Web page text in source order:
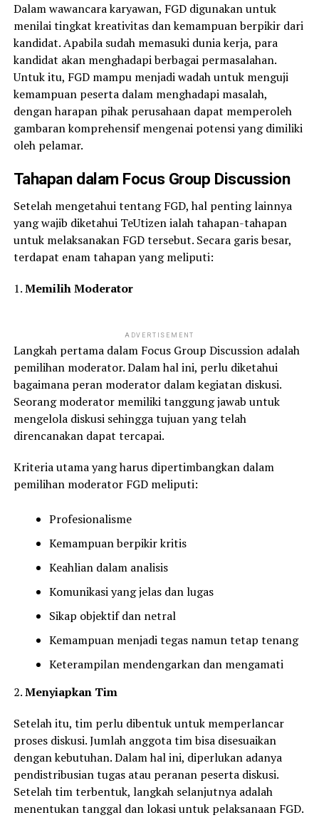
Dalam wawancara karyawan, FGD digunakan untuk
menilai tingkat kreativitas dan kemampuan berpikir dari
kandidat. Apabila sudah memasuki dunia kerja, para
kandidat akan menghadapi berbagai permasalahan.
Untuk itu, FGD mampu menjadi wadah untuk menguji
kemampuan peserta dalam menghadapi masalah,
dengan harapan pihak perusahaan dapat memperoleh
gambaran komprehensif mengenai potensi yang dimiliki
oleh pelamar.
Tahapan dalam Focus Group Discussion
Setelah mengetahui tentang FGD, hal penting lainnya
yang wajib diketahui TeUtizen ialah tahapan-tahapan
untuk melaksanakan FGD tersebut. Secara garis besar,
terdapat enam tahapan yang meliputi:
1.Memilih Moderator
ADVERTISEMENT
Langkah pertama dalam Focus Group Discussion adalah
pemilihan moderator. Dalam hal ini, perlu diketahui
bagaimana peran moderator dalam kegiatan diskusi.
Seorang moderator memiliki tanggung jawab untuk
mengelola diskusi sehingga tujuan yang telah
direncanakan dapat tercapai.
Kriteria utama yang harus dipertimbangkan dalam
pemilihan moderator FGD meliputi:
Profesionalisme
Kemampuan berpikir kritis
Keahlian dalam analisis
Komunikasi yang jelas dan lugas
Sikap objektif dan netral
Kemampuan menjadi tegas namun tetap tenang
Keterampilan mendengarkan dan mengamati
2.Menyiapkan Tim
Setelah itu, tim perlu dibentuk untuk memperlancar
proses diskusi. Jumlah anggota tim bisa disesuaikan
dengan kebutuhan. Dalam hal ini, diperlukan adanya
pendistribusian tugas atau peranan peserta diskusi.
Setelah tim terbentuk, langkah selanjutnya adalah
menentukan tanggal dan lokasi untuk pelaksanaan FGD.